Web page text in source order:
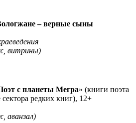
– верные сыны
витрины)
с планеты Мегра» (книги поэта
редких книг), 12+
аванзал)